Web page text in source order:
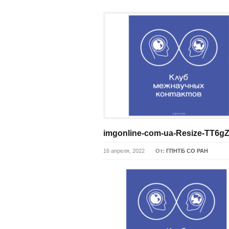
imgonline-com-ua-Resize-
16 апреля, 2022 От: ГПНТБ СО РАН